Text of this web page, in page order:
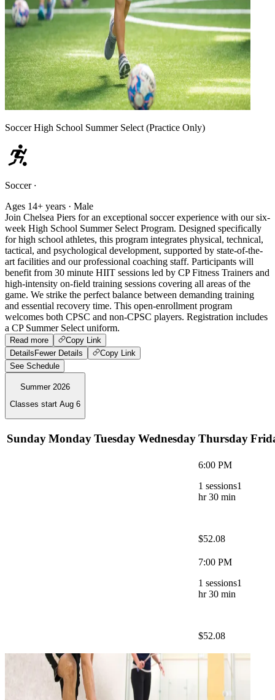
Soccer High School Summer Select (Practice Only)
Soccer ·
Ages 14+ years · Male
Join Chelsea Piers for an exceptional soccer experience with our six-
week High School Summer Select Program. Designed specifically
for high school athletes, this program integrates physical, technical,
tactical, and psychological development, supported by state-of-the-
art facilities and our professional coaching staff. Participants will
benefit from 30 minute HIIT sessions led by CP Fitness Trainers and
high-intensity on-field training sessions covering all areas of the
game. We strike the perfect balance between demanding training
and essential recovery time. This open-enrollment program
welcomes both CPSC and non-CPSC players. Registration includes
a CP Summer Select uniform.
Read more
Copy Link
DetailsFewer Details
Copy Link
See Schedule
Summer 2026
Classes start Aug 6
SundayMondayTuesdayWednesdayThursday
6:00 PM
1 sessions1
hr 30 min
$52.08
7:00 PM
1 sessions1
hr 30 min
$52.08